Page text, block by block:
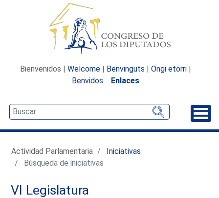
Bienvenidos | Welcome | Benvinguts | Ongi etorri |
Benvidos
Enlaces
Actividad Parlamentaria
Iniciativas
Búsqueda de iniciativas
VI Legislatura